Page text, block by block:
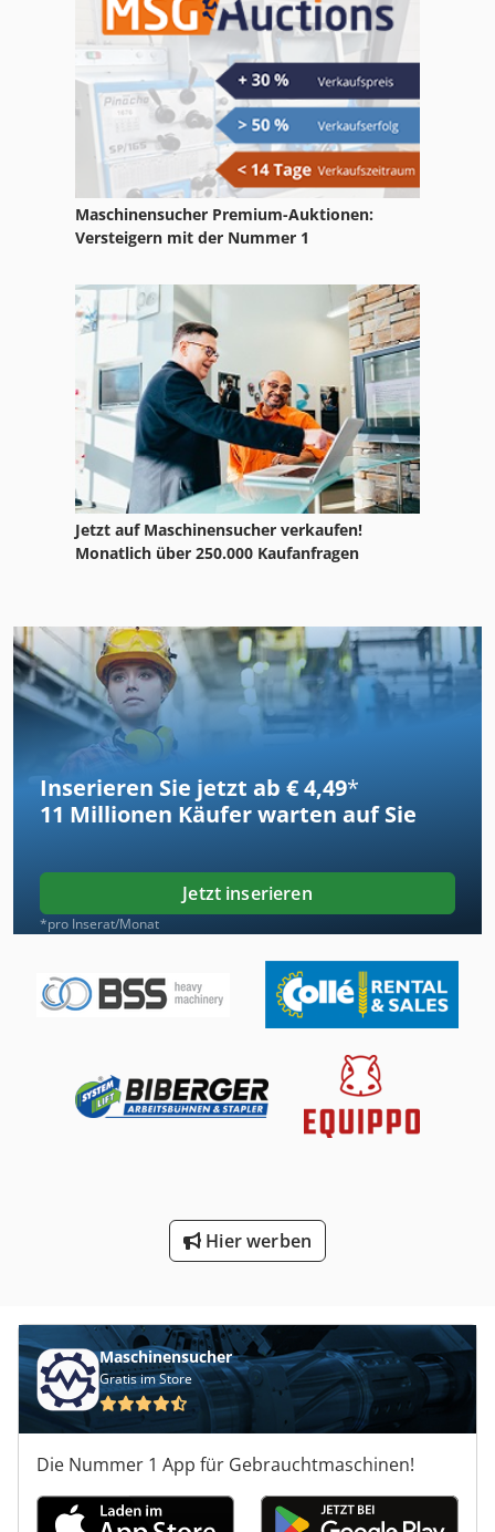
Maschinensucher Premium-Auktionen:
Versteigern mit der Nummer 1
Jetzt auf Maschinensucher verkaufen!
Monatlich über 250.000 Kaufanfragen
Inserieren Sie jetzt ab € 4,49*
11 Millionen Käufer warten auf Sie
Jetzt inserieren
*pro Inserat/Monat
Hier werben
Maschinensucher
Gratis im Store
Die Nummer 1 App für Gebrauchtmaschinen!